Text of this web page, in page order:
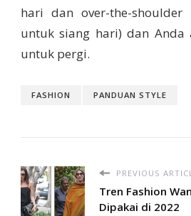
hari dan over-the-
untuk siang hari) dan Anda
untuk pergi.
FASHION PANDUAN STYLE
PREVIOUS
Tren Fashion
Dipakai di 2022